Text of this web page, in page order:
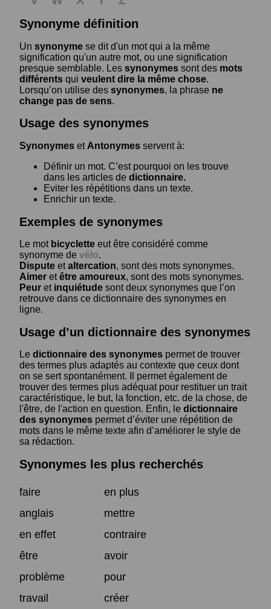
Synonyme définition
Un synonyme se dit d'un mot qui a la même
signification qu'un autre mot, ou une signification
presque semblable. Les synonymes sont des mots
différents qui veulent dire la même chose.
Lorsqu’on utilise des synonymes, la phrase ne
change pas de sens.
Usage des synonymes
Synonymes et Antonymes servent à:
Définir un mot. C’est pourquoi on les trouve
dans les articles de dictionnaire.
Eviter les répétitions dans un texte.
Enrichir un texte.
Exemples de synonymes
Le mot bicyclette eut être considéré comme
synonyme de vélo.
Dispute etaltercation, sont des mots synonymes.
Aimer etêtre amoureux, sont des mots synonymes.
Peur et inquiétude sont deux synonymes que l’on
retrouve dans ce dictionnaire des synonymes en
ligne.
Usage d’un dictionnaire des synonymes
Le dictionnaire des synonymes permet de trouver
des termes plus adaptés au contexte que ceux dont
on se sert spontanément. Il permet également de
trouver des termes plus adéquat pour restituer un trait
caractéristique, le but, la fonction, etc. de la chose, de
l'être, de l'action en question. Enfin, le dictionnaire
des synonymes permet d’éviter une répétition de
mots dans le même texte afin d’améliorer le style de
sa rédaction.
Synonymes les plus recherchés
faire
en plus
anglais
mettre
en effet
contraire
être
avoir
problème
pour
travail
créer